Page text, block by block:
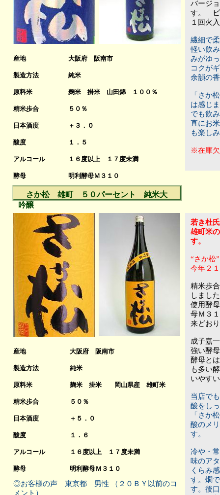
さか松 雄町 ５０パーセント 純米大
吟醸
産地
製造方法
原料米
精米歩合
日本酒度
酸度
アルコール
酵母
大阪府 阪南市
純米
麹米 掛米 岡山県産 雄町米
５０％
＋５．０
１．６
１６度以上 １７度未満
明利酵母Ｍ３１０
若き杜
雄町米
す。
“さか松
今年２
精米歩
しまし
使用酵
母Ｍ３
来どお
成子嘉
強い酵
酵母と
も多い
いやす
当店で
酸をし
「さか
酸のメ
す。
冷や・
味のア
くらみ
す。 燗
す。後
◎お客様の声 東京都 男性 （２０ＢＹ以前のコ
メント）
産地
製造方法
原料米
精米歩合
日本酒度
酸度
アルコール
酵母
大阪府 阪南市
純米
麹米 掛米 山田錦 １００％
５０％
＋３．０
１．５
１６度以上 １７ 度未満
明利酵母Ｍ３１０
バージ
す。 ビ
１回火
繊細で
軽い飲
みがゆ
コクが
余韻の
「さか
は感じ
でも飲
直にお
も楽し
※在庫